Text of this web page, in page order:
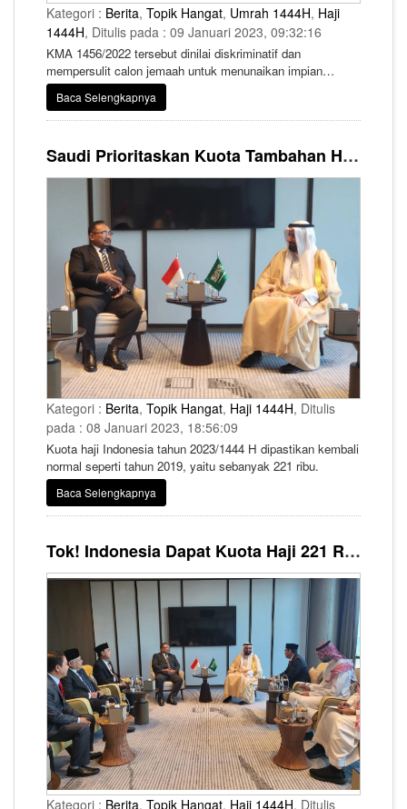
Kategori : Berita, Topik Hangat, Umrah 1444H, Haji
1444H, Ditulis pada : 09 Januari 2023, 09:32:16
KMA 1456/2022 tersebut dinilai diskriminatif dan
mempersulit calon jemaah untuk menunaikan impian
mereka, melaksanakan ibadah ke Tanah Suci.
Baca Selengkapnya
Saudi Prioritaskan Kuota Tambahan Haji untuk Indonesia
Kategori : Berita, Topik Hangat, Haji 1444H, Ditulis
pada : 08 Januari 2023, 18:56:09
Kuota haji Indonesia tahun 2023/1444 H dipastikan kembali
normal seperti tahun 2019, yaitu sebanyak 221 ribu.
Baca Selengkapnya
Tok! Indonesia Dapat Kuota Haji 221 Ribu, Jemaah Diatas 65 Tahun Diizinkan
Kategori : Berita, Topik Hangat, Haji 1444H, Ditulis